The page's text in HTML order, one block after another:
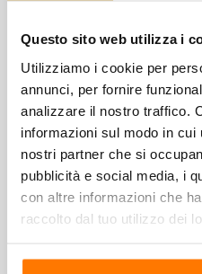
Questo sito web utilizza i
Utilizziamo i cookie per
annunci, per fornire
analizzare il nostro traffico.
informazioni sul modo in
nostri partner che si
pubblicità e social media, i
con altre informazioni che
raccolto dal tuo utilizzo dei
Ottella - Lugana Doc
17,00 €